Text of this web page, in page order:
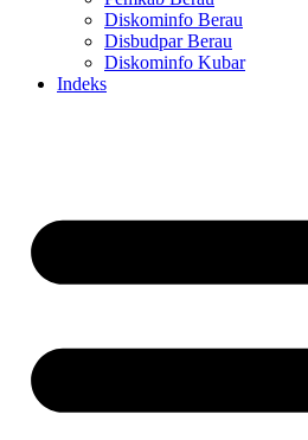
Diskominfo Berau
Disbudpar Berau
Diskominfo Kubar
Indeks